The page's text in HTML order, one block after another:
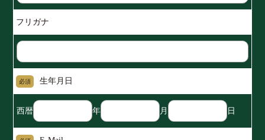
フリガナ
必須 生年月日
西暦 年 月 日